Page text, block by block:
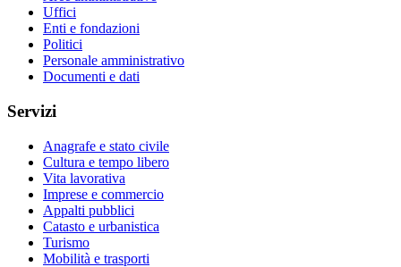
Uffici
Enti e fondazioni
Politici
Personale amministrativo
Documenti e dati
Servizi
Anagrafe e stato civile
Cultura e tempo libero
Vita lavorativa
Imprese e commercio
Appalti pubblici
Catasto e urbanistica
Turismo
Mobilità e trasporti